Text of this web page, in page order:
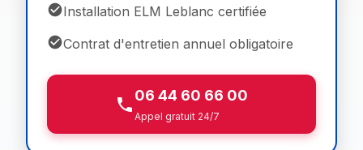
Installation ELM Leblanc certifiée
Contrat d'entretien annuel obligatoire
06 44 60 66 00
Appel gratuit 24/7